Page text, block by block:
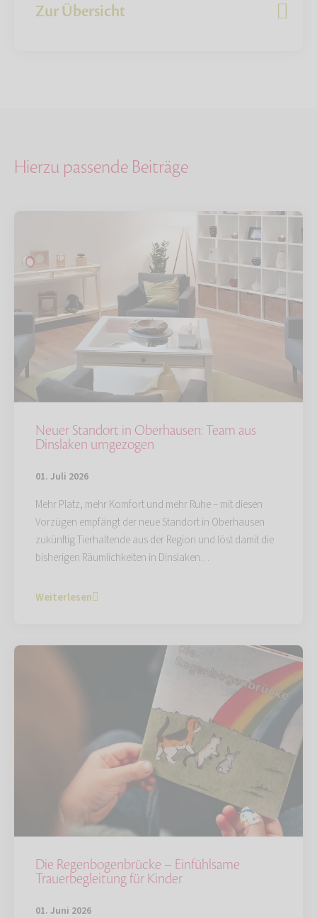
Zur Übersicht
Hierzu passende Beiträge
Neuer Standort in Oberhausen: Team aus
Dinslaken umgezogen
01. Juli 2026
Mehr Platz, mehr Komfort und mehr Ruhe – mit diesen
Vorzügen empfängt der neue Standort in Oberhausen
zukünftig Tierhaltende aus der Region und löst damit die
bisherigen Räumlichkeiten in Dinslaken…
Weiterlesen
Die Regenbogenbrücke – Einfühlsame
Trauerbegleitung für Kinder
01. Juni 2026